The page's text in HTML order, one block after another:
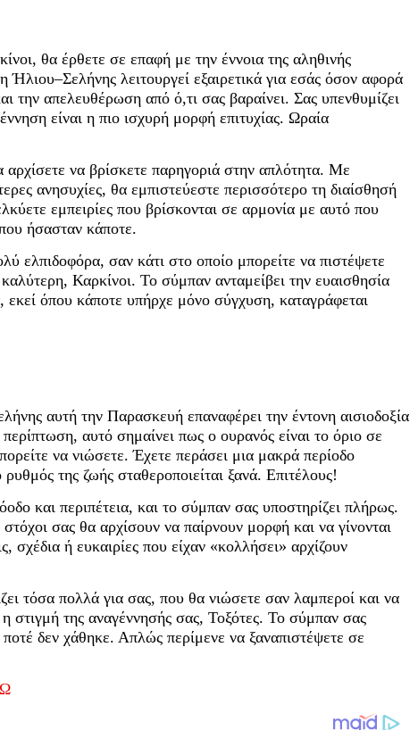
θα έρθετε σε επαφή με την έννοια της αληθινής
λειτουργεί εξαιρετικά για εσάς όσον αφορά
την απελευθέρωση από ό,τι σας βαραίνει. Σας υπενθυμίζει
είναι η πιο ισχυρή μορφή επιτυχίας. Ωραία
να βρίσκετε παρηγοριά στην απλότητα. Με
ανησυχίες, θα εμπιστεύεστε περισσότερο τη διαίσθησή
εμπειρίες που βρίσκονται σε αρμονία με αυτό που
ήσασταν κάποτε.
ελπιδοφόρα, σαν κάτι στο οποίο μπορείτε να πιστέψετε
Καρκίνοι. Το σύμπαν ανταμείβει την ευαισθησία
όπου κάποτε υπήρχε μόνο σύγχυση, καταγράφεται
αυτή την Παρασκευή επαναφέρει την έντονη αισιοδοξία
αυτό σημαίνει πως ο ουρανός είναι το όριο σε
να νιώσετε. Έχετε περάσει μια μακρά περίοδο
της ζωής σταθεροποιείται ξανά. Επιτέλους!
και περιπέτεια, και το σύμπαν σας υποστηρίζει πλήρως.
σας θα αρχίσουν να παίρνουν μορφή και να γίνονται
σχέδια ή ευκαιρίες που είχαν «κολλήσει» αρχίζουν
τόσα πολλά για σας, που θα νιώσετε σαν λαμπεροί και να
η στιγμή της αναγέννησής σας, Τοξότες. Το σύμπαν σας
ποτέ δεν χάθηκε. Απλώς περίμενε να ξαναπιστέψετε σε